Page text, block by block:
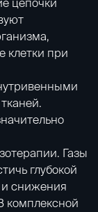
клетки при
. Газы
глубокой
и снижения
комплексной